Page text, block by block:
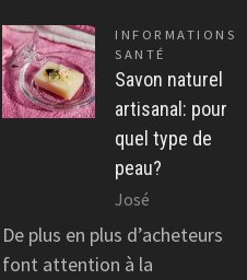
INFORMATIONS
SANTÉ
Savon naturel
artisanal: pour
quel type de
peau?
José
De plus en plus d’acheteurs
font attention à la